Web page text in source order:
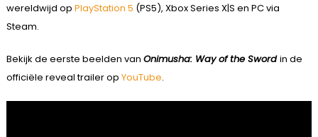
wereldwijd op PlayStation 5 (PS5), Xbox Series X|S en PC via
Steam.
Bekijk de eerste beelden van Onimusha: Way of the Swordin de
officiële reveal trailer op YouTube.